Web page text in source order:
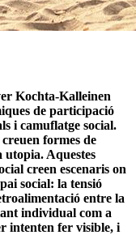
Kochta-Kalleinen
de participació
i camuflatge social.
creuen formes de
utopia. Aquestes
creen escenaris on
social: la tensió
entre la
individual com a
intenten fer visible, i